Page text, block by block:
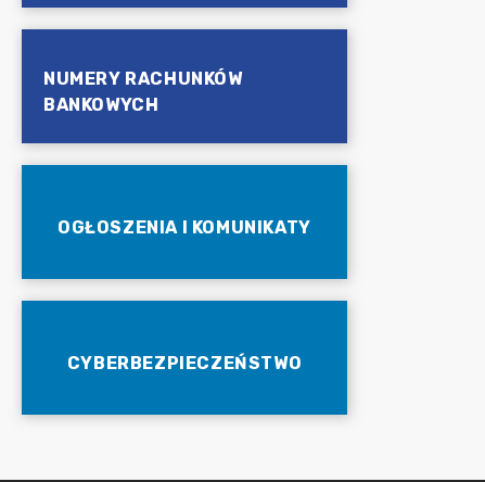
NUMERY RACHUNKÓW
BANKOWYCH
OGŁOSZENIA I KOMUNIKATY
CYBERBEZPIECZEŃSTWO